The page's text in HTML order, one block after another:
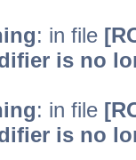
: in file
is no
: in file
is no